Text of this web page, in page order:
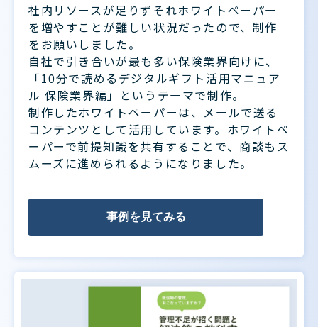
社内リソースが足りずそれホワイトペーパー
を増やすことが難しい状況だったので、制作
をお願いしました。
自社で引き合いが最も多い保険業界向けに、
「10分で読めるデジタルギフト活用マニュア
ル 保険業界編」というテーマで制作。
制作したホワイトペーパーは、メールで送る
コンテンツとして活用しています。ホワイトペ
ーパーで前提知識を共有することで、商談もス
ムーズに進められるようになりました。
事例を見てみる